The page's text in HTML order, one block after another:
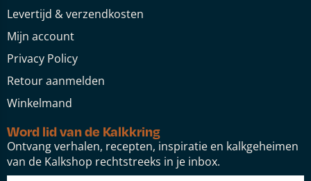
Levertijd & verzendkosten
Mijn account
Privacy Policy
Retour aanmelden
Winkelmand
Word lid van de Kalkkring
Ontvang verhalen, recepten, inspiratie en kalkgeheimen
van de Kalkshop rechtstreeks in je inbox.